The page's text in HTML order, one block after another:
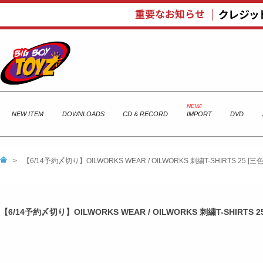
NEW ITEM DOWNLOADS CD & RECORD IMPORT DVD
> 【6/14予約〆切り】OILWORKS WEAR / OILWORKS 刺繍T-SHIRTS 25 [三
【6/14予約〆切り】OILWORKS WEAR / OILWORKS 刺繍T-SHIRTS